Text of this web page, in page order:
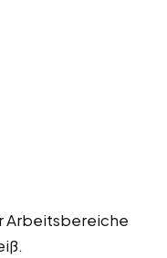
Arbeitsbereiche